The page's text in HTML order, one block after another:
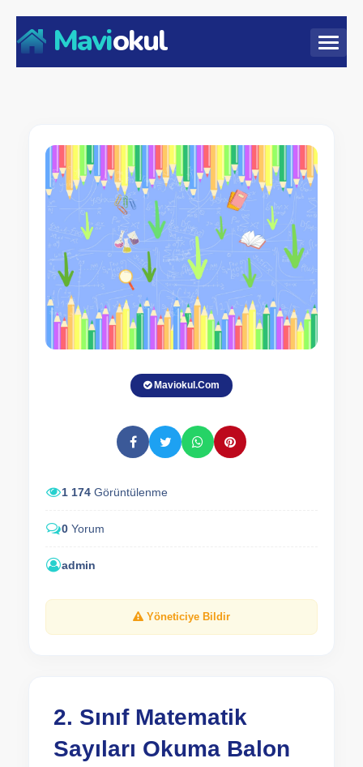
Maviokul
Maviokul.Com
1 174 Görüntülenme
0 Yorum
admin
Yöneticiye Bildir
2. Sınıf Matematik
Sayıları Okuma Balon